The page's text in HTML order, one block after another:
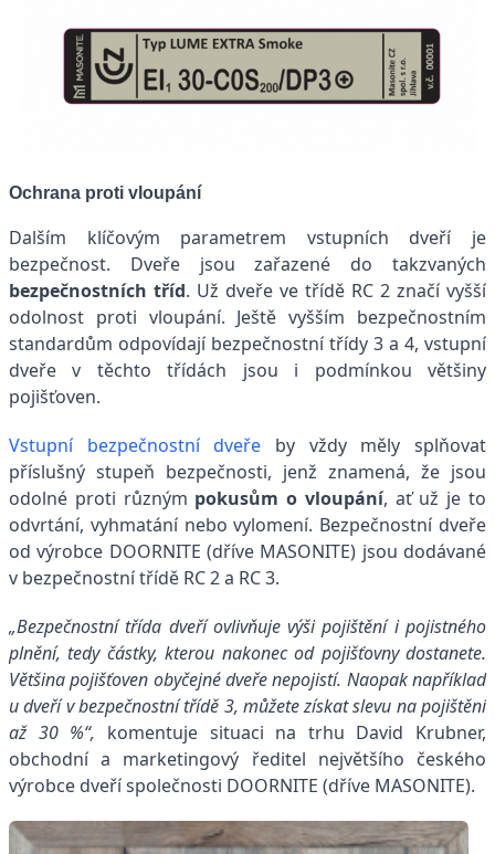
Ochrana proti vloupání
Dalším klíčovým parametrem vstupních dveří je
bezpečnost. Dveře jsou zařazené do takzvaných
bezpečnostních tříd. Už dveře ve třídě RC 2 značí vyšší
odolnost proti vloupání. Ještě vyšším bezpečnostním
standardům odpovídají bezpečnostní třídy 3 a 4, vstupní
dveře v těchto třídách jsou i podmínkou většiny
pojišťoven.
Vstupní bezpečnostní dveře by vždy měly splňovat
příslušný stupeň bezpečnosti, jenž znamená, že jsou
odolné proti různým pokusům o vloupání, ať už je to
odvrtání, vyhmatání nebo vylomení. Bezpečnostní dveře
od výrobce DOORNITE (dříve MASONITE) jsou dodávané
v bezpečnostní třídě RC 2 a RC 3.
„Bezpečnostní třída dveří ovlivňuje výši pojištění i pojistného
plnění, tedy částky, kterou nakonec od pojišťovny dostanete.
Většina pojišťoven obyčejné dveře nepojistí. Naopak například
u dveří v bezpečnostní třídě 3, můžete získat slevu na pojištění
až 30 %“, komentuje situaci na trhu David Krubner,
obchodní a marketingový ředitel největšího českého
výrobce dveří společnosti DOORNITE (dříve MASONITE).